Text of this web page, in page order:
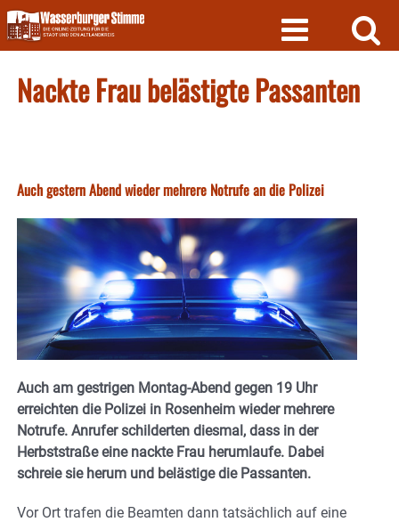
Skip
to
content
Nackte Frau belästigte Passanten
Auch gestern Abend wieder mehrere Notrufe an die Polizei
Auch am gestrigen Montag-Abend gegen 19 Uhr
erreichten die Polizei in Rosenheim wieder mehrere
Notrufe. Anrufer schilderten diesmal, dass in der
Herbststraße eine nackte Frau herumlaufe. Dabei
schreie sie herum und belästige die Passanten.
Vor Ort trafen die Beamten dann tatsächlich auf eine